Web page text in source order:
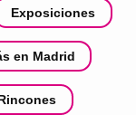
Exposiciones
en Madrid